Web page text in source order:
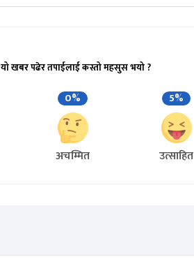
यो खबर पढेर तपाईलाई कस्तो महसुस भयो ?
0%
अचम्मित
5%
उत्साहित